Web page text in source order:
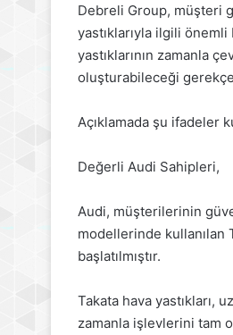
Debreli Group, müşteri
yastıklarıyla ilgili önemli
yastıklarının zamanla
oluşturabileceği
Açıklamada şu ifadeler
Değerli Audi Sahipleri,
Audi, müşterilerinin
modellerinde kullanılan
başlatılmıştır.
Takata hava yastıkları,
zamanla işlevlerini tam